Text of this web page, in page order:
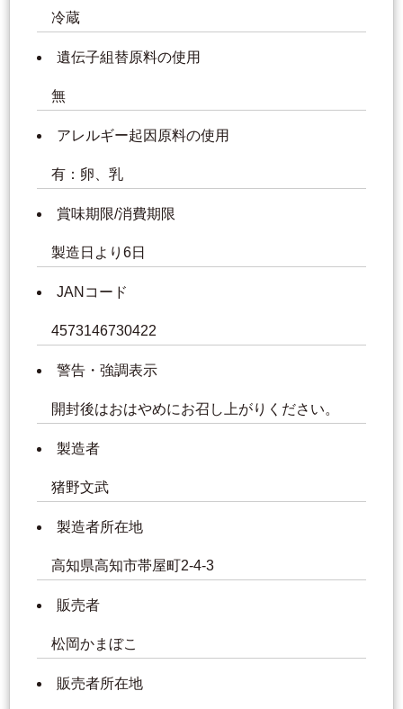
冷蔵
遺伝子組替原料の使用
無
アレルギー起因原料の使用
有：卵、乳
賞味期限/消費期限
製造日より6日
JANコード
4573146730422
警告・強調表示
開封後はおはやめにお召し上がりください。
製造者
猪野文武
製造者所在地
高知県高知市帯屋町2-4-3
販売者
松岡かまぼこ
販売者所在地